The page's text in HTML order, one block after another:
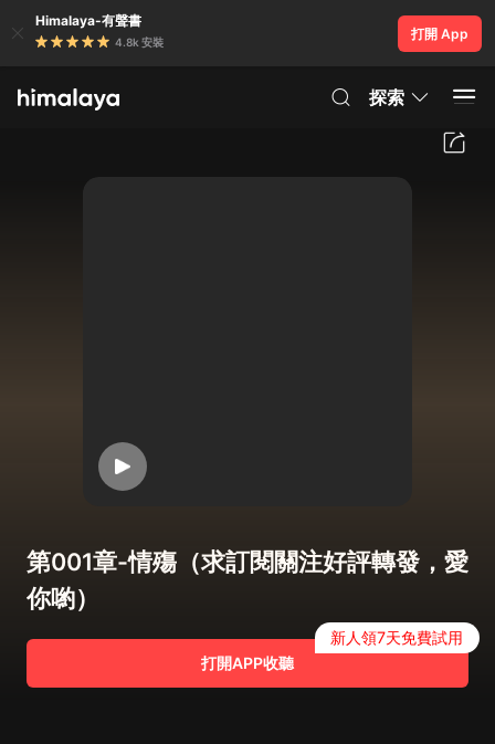
Himalaya-有聲書
4.8k 安裝
打開 App
探索
第001章-情殤（求訂閱關注好評轉發，愛
你喲）
打開APP收聽
新人領7天免費試用